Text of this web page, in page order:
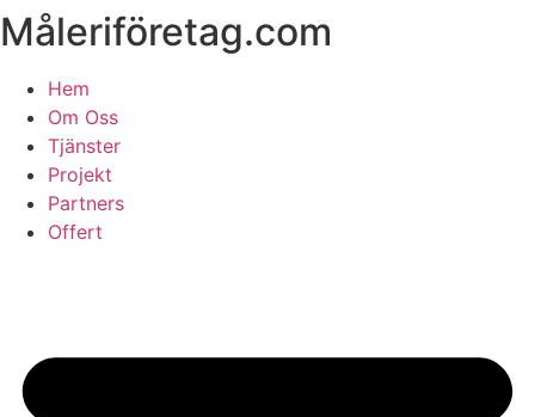
Skip
to
content
Måleriföretag.com
Hem
Om Oss
Tjänster
Projekt
Partners
Offert